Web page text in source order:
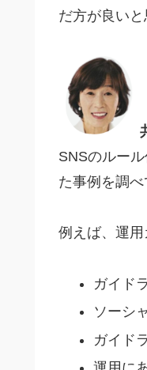
だ方が良いと
SNSのルー
た事例を調
例えば、運
ガイド
ソーシ
ガイド